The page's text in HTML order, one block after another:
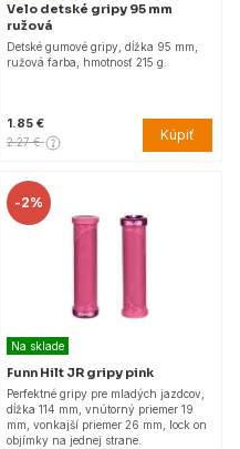
Velo detské gripy 95 mm
ružová
Detské gumové gripy, dĺžka 95 mm,
ružová farba, hmotnosť 215 g.
1.85 €
2.27 € Kúpiť
-2%
Na sklade
Funn Hilt JR gripy pink
Perfektné gripy pre mladých jazdcov,
dĺžka 114 mm, vnútorný priemer 19
mm, vonkajší priemer 26 mm, lock on
objímky na jednej strane.